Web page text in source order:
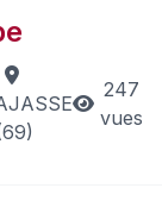
247
vues